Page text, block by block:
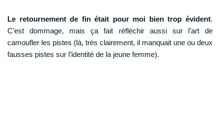
Le retournement de fin était pour moi bien trop évident.
C’est dommage, mais ça fait réfléchir aussi sur l’art de
camoufler les pistes (là, très clairement, il manquait une ou deux
fausses pistes sur l’identité de la jeune femme).